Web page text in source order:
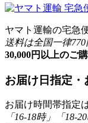
ヤマト運輸の宅急
送料は全国一律770
30,000円以上のご
お届け日指定・
お届け時間帯指定
「16-18時」「18-